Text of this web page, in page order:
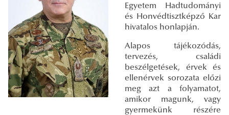
Egyetem Hadtudományi
és Honvédtisztképző Kar
hivatalos honlapján.
Alapos tájékozódás,
tervezés, családi
beszélgetések, érvek és
ellenérvek sorozata előzi
meg azt a folyamatot,
amikor magunk, vagy
gyermekünk részére